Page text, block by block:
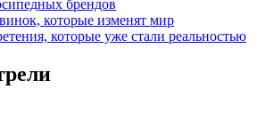
брендов
которые изменят мир
которые уже стали реальностью